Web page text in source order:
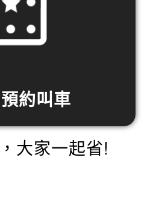
約叫車
大家一起省!